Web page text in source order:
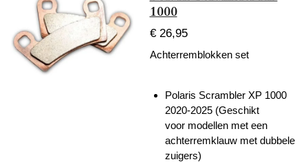
1000
€ 26,95
Achterremblokken set
Polaris Scrambler XP 1000
2020-2025 (Geschikt
voor modellen met een
achterremklauw met dubbele
zuigers)